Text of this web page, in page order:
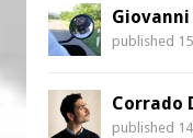
published
Corrado
published